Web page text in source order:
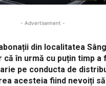
- Advertisement -
din localitatea
în urmă cu puțin timp a
pe conducta de
acesteia fiind nevoiți să